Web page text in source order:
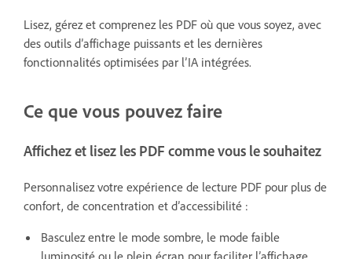
Lisez, gérez et comprenez les PDF où que vous soyez, avec
des outils d’affichage puissants et les dernières
fonctionnalités optimisées par l’IA intégrées.
Ce que vous pouvez faire
Affichez et lisez les PDF comme vous le souhaitez
Personnalisez votre expérience de lecture PDF pour plus de
confort, de concentration et d’accessibilité :
Basculez entre le mode sombre, le mode faible
luminosité ou le plein écran pour faciliter l’affichage